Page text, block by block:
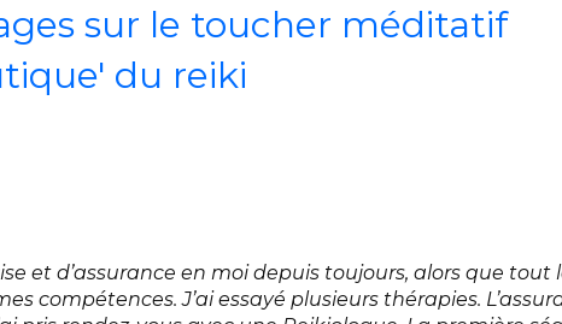
sur le toucher méditatif
du reiki
et d’assurance en moi depuis toujours, alors que
compétences. J’ai essayé plusieurs thérapies.